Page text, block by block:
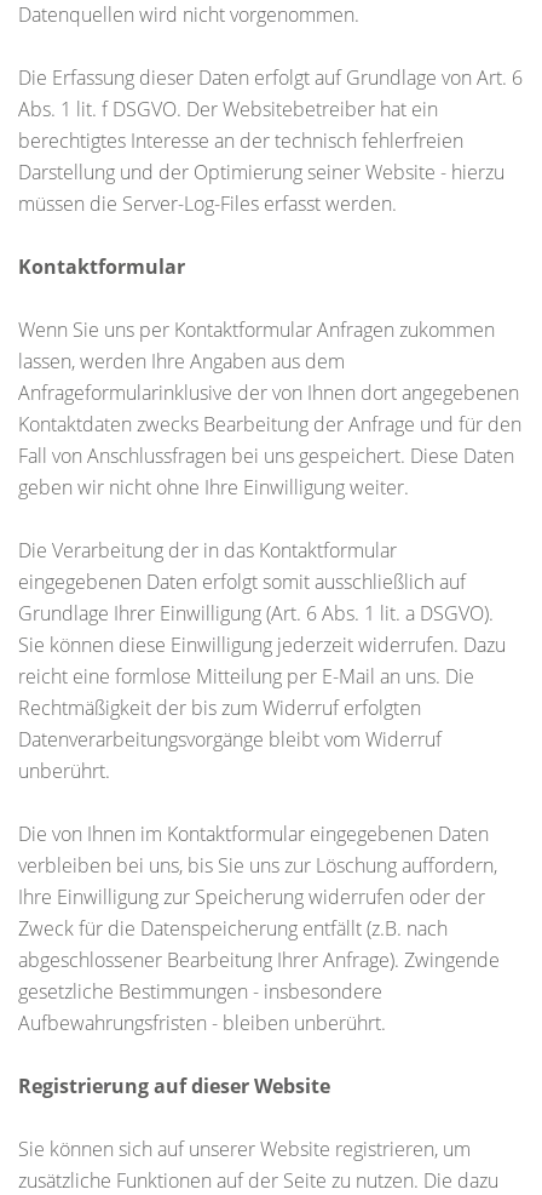
Datenquellen wird nicht vorgenommen.
Die Erfassung dieser Daten erfolgt auf Grundlage von Art. 6
Abs. 1 lit. f DSGVO. Der Websitebetreiber hat ein
berechtigtes Interesse an der technisch fehlerfreien
Darstellung und der Optimierung seiner Website - hierzu
müssen die Server-Log-Files erfasst werden.
Kontaktformular
Wenn Sie uns per Kontaktformular Anfragen zukommen
lassen, werden Ihre Angaben aus dem
Anfrageformularinklusive der von Ihnen dort angegebenen
Kontaktdaten zwecks Bearbeitung der Anfrage und für den
Fall von Anschlussfragen bei uns gespeichert. Diese Daten
geben wir nicht ohne Ihre Einwilligung weiter.
Die Verarbeitung der in das Kontaktformular
eingegebenen Daten erfolgt somit ausschließlich auf
Grundlage Ihrer Einwilligung (Art. 6 Abs. 1 lit. a DSGVO).
Sie können diese Einwilligung jederzeit widerrufen. Dazu
reicht eine formlose Mitteilung per E-Mail an uns. Die
Rechtmäßigkeit der bis zum Widerruf erfolgten
Datenverarbeitungsvorgänge bleibt vom Widerruf
unberührt.
Die von Ihnen im Kontaktformular eingegebenen Daten
verbleiben bei uns, bis Sie uns zur Löschung auffordern,
Ihre Einwilligung zur Speicherung widerrufen oder der
Zweck für die Datenspeicherung entfällt (z.B. nach
abgeschlossener Bearbeitung Ihrer Anfrage). Zwingende
gesetzliche Bestimmungen - insbesondere
Aufbewahrungsfristen - bleiben unberührt.
Registrierung auf dieser Website
Sie können sich auf unserer Website registrieren, um
zusätzliche Funktionen auf der Seite zu nutzen. Die dazu